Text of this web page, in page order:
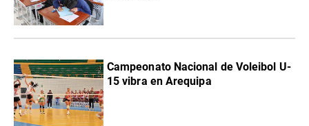
Campeonato Nacional de Voleibol U-
15 vibra en Arequipa